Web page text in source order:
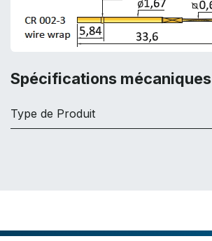
Spécifications mécaniques
Type de Produit